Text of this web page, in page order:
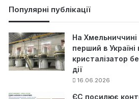
Популярні публікації
На
перший в Україні
кристалізатор
дії
16.06.2026
ЄС посилює